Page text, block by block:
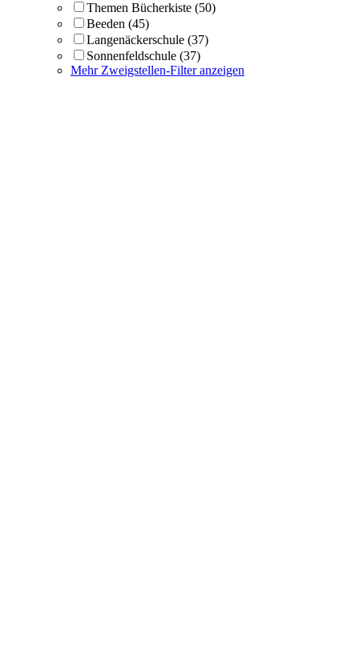
Themen Bücherkiste (50)
Beeden (45)
Langenäckerschule (37)
Sonnenfeldschule (37)
Mehr Zweigstellen-Filter anzeigen